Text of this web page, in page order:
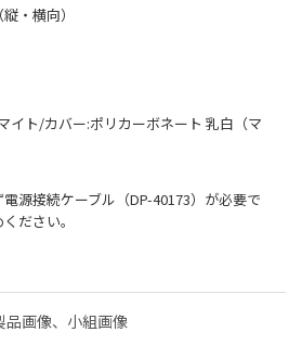
・横向）
イト/カバー:ポリカーボネート 乳白（マ
源接続ケーブル（DP-40173）が必要で
ださい。
品画像、小組画像